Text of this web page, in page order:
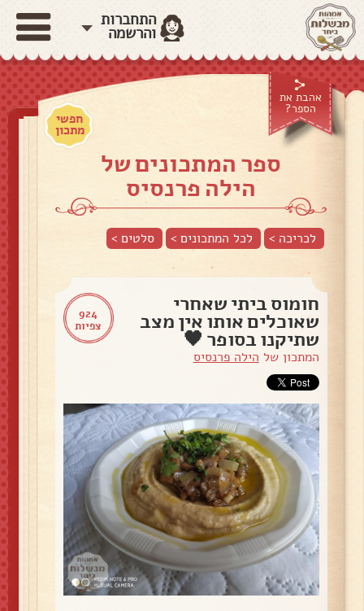
התחברות
והרשמה
אהבת את
הספר?
חפשי
מתכון
ספר המתכונים של
הילה פרנסיס
לכריכה > לכל המתכונים > סלטים>
924
צפיות
חומוס ביתי שאחרי
שאוכלים אותו אין מצב
שתיקנו בסופר 🖤
המתכון של הילה פרנסיס